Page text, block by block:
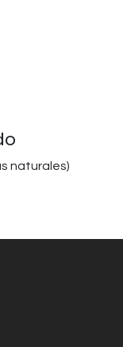
naturales)